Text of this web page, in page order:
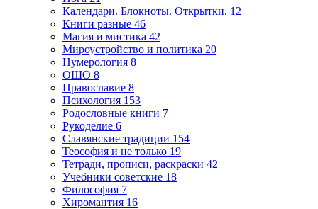
Календари. Блокноты. Открытки. 12
Книги разные 46
Магия и мистика 42
Мироустройство и политика 20
Нумерология 8
ОШО 8
Православие 8
Психология 153
Родословные книги 7
Рукоделие 6
Славянские традиции 154
Теософия и не только 19
Тетради, прописи, раскраски 42
Учебники советские 18
Философия 7
Хиромантия 16